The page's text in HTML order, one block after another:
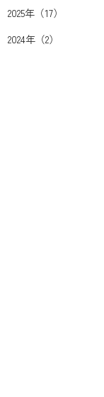
2025年（17）
2024年（2）